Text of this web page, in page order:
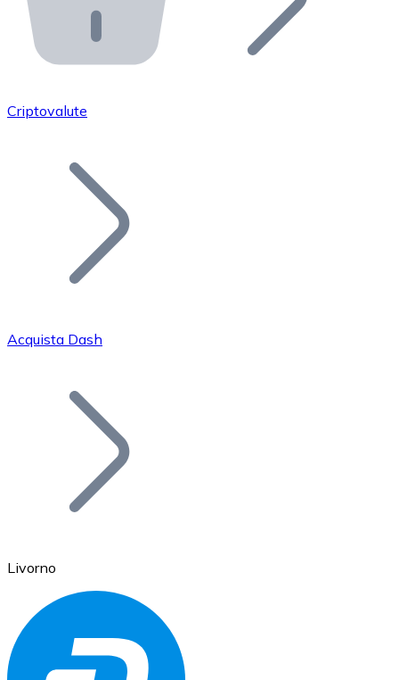
API Bitnovo
Integra la nostra API nel tuo ecosistema.
Unisciti alla nostra rete di rivenditori e
Aggiungi il token del tuo progetto al nostro servizio di
Bitcoin
Ethereum
Criptovalute
Acquista Dash
Livorno